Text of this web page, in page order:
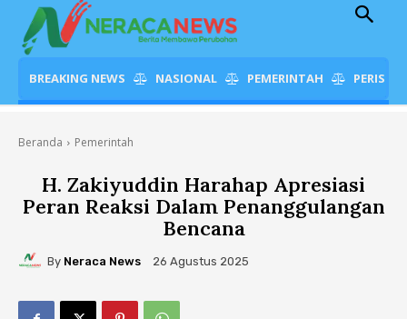
BREAKING NEWS NASIONAL PEMERINTAH
Beranda Pemerintah
H. Zakiyuddin Harahap Apresiasi
Peran Reaksi Dalam Penanggulangan
Bencana
By Neraca News 26 Agustus 2025